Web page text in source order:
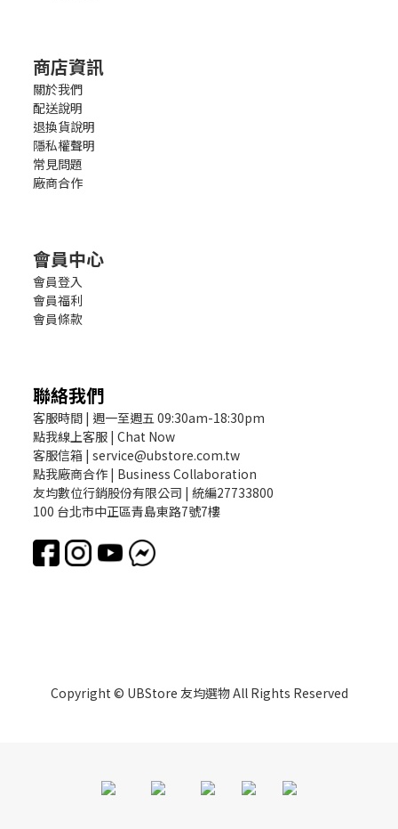
商店資訊
關於我們
配送說明
退換貨說明
隱私權聲明
常見問題
廠商合作
會員中心
會員登入
會員福利
會員條款
聯絡我們
客服時間 | 週一至週五 09:30am-18:30pm
點我線上客服 | Chat Now
客服信箱 | service@ubstore.com.tw
點我廠商合作 | Business Collaboration
友均數位行銷股份有限公司 | 統編27733800
100 台北市中正區青島東路7號7樓
Copyright © UBStore 友均選物 All Rights Reserved